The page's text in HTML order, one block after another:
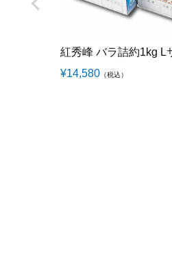
紅秀峰 バラ詰約1kg L
¥14,580 （税込）